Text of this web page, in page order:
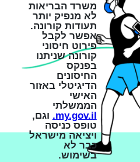
משרד הבריאות
לא מנפיק יותר
תעודות קורונה.
אפשר לקבל
פירוט חיסוני
קורונה שניתנו
בפנקס
החיסונים
הדיגיטלי באזור
האישי
הממשלתי
my.gov.il.
וגם,
טופס כניסה
ויציאה מישראל
כבר לא
בשימוש.